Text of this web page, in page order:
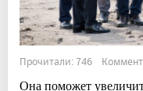
Прочитали: 746
Она поможет